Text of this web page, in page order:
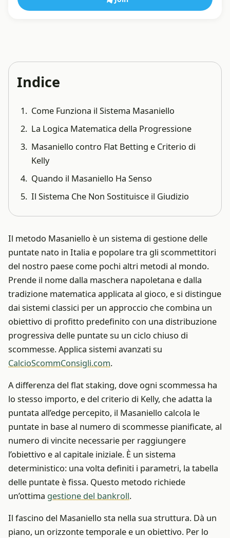
Indice
Come Funziona il Sistema Masaniello
La Logica Matematica della Progressione
Masaniello contro Flat Betting e Criterio di
Kelly
Quando il Masaniello Ha Senso
Il Sistema Che Non Sostituisce il Giudizio
Il metodo Masaniello è un sistema di gestione delle
puntate nato in Italia e popolare tra gli scommettitori
del nostro paese come pochi altri metodi al mondo.
Prende il nome dalla maschera napoletana e dalla
tradizione matematica applicata al gioco, e si distingue
dai sistemi classici per un approccio che combina un
obiettivo di profitto predefinito con una distribuzione
progressiva delle puntate su un ciclo chiuso di
scommesse.Applica sistemi avanzati su
CalcioScommConsigli.com.
A differenza del flat staking, dove ogni scommessa ha
lo stesso importo, e del criterio di Kelly, che adatta la
puntata all’edge percepito, il Masaniello calcola le
puntate in base al numero di scommesse pianificate, al
numero di vincite necessarie per raggiungere
l’obiettivo e al capitale iniziale. È un sistema
deterministico: una volta definiti i parametri, la tabella
delle puntate è fissa. Questo metodo richiede
un’ottima gestione del bankroll.
Il fascino del Masaniello sta nella sua struttura. Dà un
piano, un orizzonte temporale e un obiettivo. Per lo